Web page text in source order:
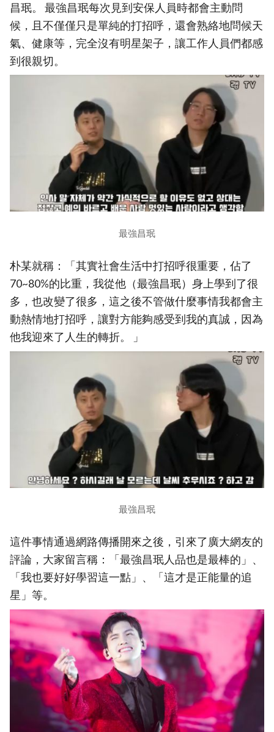
昌珉。 最強昌珉每次見到安保人員時都會主動問
候，且不僅僅只是單純的打招呼，還會熟絡地問候天
氣、健康等，完全沒有明星架子，讓工作人員們都感
到很親切。
最強昌珉
朴某就稱：「其實社會生活中打招呼很重要，佔了
70~80%的比重，我從他（最強昌珉）身上學到了很
多，也改變了很多，這之後不管做什麼事情我都會主
動熱情地打招呼，讓對方能夠感受到我的真誠，因為
他我迎來了人生的轉折。 」
最強昌珉
這件事情通過網路傳播開來之後，引來了廣大網友的
評論，大家留言稱：「最強昌珉人品也是最棒的」、
「我也要好好學習這一點」、「這才是正能量的追
星」等。